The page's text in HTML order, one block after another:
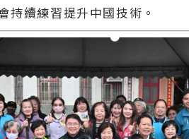
持續練習提升中國技術。